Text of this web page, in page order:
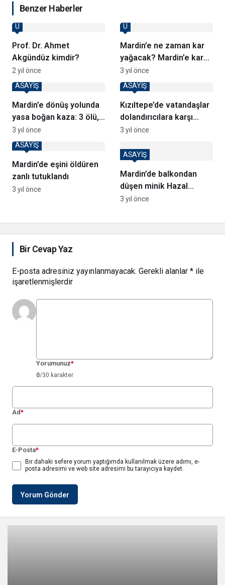
Benzer Haberler
Prof. Dr. Ahmet
Akgündüz kimdir?
U
2 yıl önce
Mardin’e ne zaman kar
yağacak? Mardin’e kar
ne zaman gelecek?
U
3 yıl önce
Mardin’e dönüş yolunda
yasa boğan kaza: 3 ölü,
2 yaralı
ASAYİŞ
3 yıl önce
Kızıltepe’de vatandaşlar
dolandırıcılara karşı
bilgilendirildi
ASAYİŞ
3 yıl önce
Mardin’de eşini öldüren
zanlı tutuklandı
ASAYİŞ
3 yıl önce
Mardin’de balkondan
düşen minik Hazal
hayatını kaybetti
ASAYİŞ
3 yıl önce
Bir Cevap Yaz
E-posta adresiniz yayınlanmayacak. Gerekli alanlar * ile
işaretlenmişlerdir
Yorumunuz*
0/30 karakter
Ad*
E-Posta*
Bir dahaki sefere yorum yaptığımda kullanılmak üzere adımı, e-
posta adresimi ve web site adresimi bu tarayıcıya kaydet.
Yorum Gönder